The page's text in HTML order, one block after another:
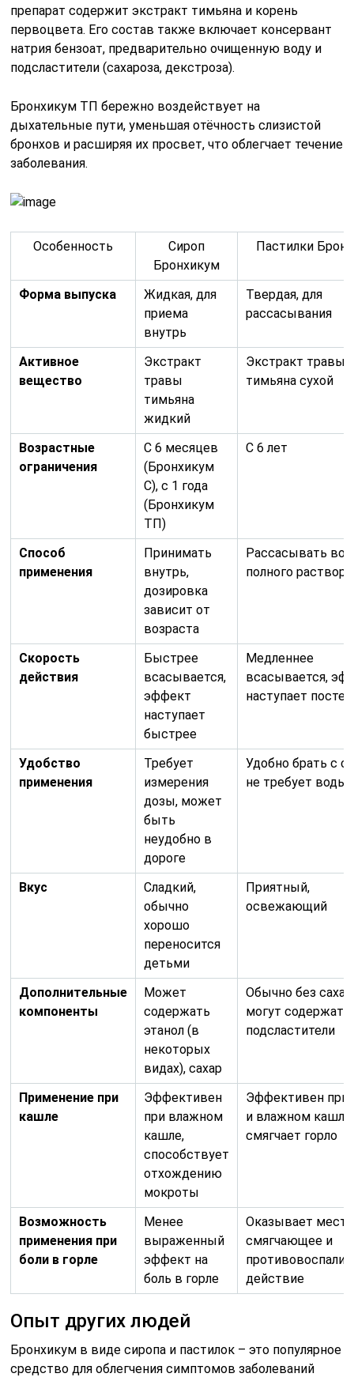
препарат содержит экстракт тимьяна и корень
первоцвета. Его состав также включает консервант
натрия бензоат, предварительно очищенную воду и
подсластители (сахароза, декстроза).
Бронхикум ТП бережно воздействует на
дыхательные пути, уменьшая отёчность слизистой
бронхов и расширяя их просвет, что облегчает течение
заболевания.
Особенность
Сироп
Бронхикум
Пастилки
Форма выпуска
Жидкая, для
приема
внутрь
Твердая, для
рассасывания
Активное
вещество
Экстракт
травы
тимьяна
жидкий
Экстракт травы
тимьяна сухой
Возрастные
ограничения
С 6 месяцев
(Бронхикум
С), с 1 года
(Бронхикум
ТП)
С 6 лет
Способ
применения
Принимать
внутрь,
дозировка
зависит от
возраста
Рассасывать во
полного
Скорость
действия
Быстрее
всасывается,
эффект
наступает
быстрее
Медленнее
всасывается,
наступает
Удобство
применения
Требует
измерения
дозы, может
быть
неудобно в
дороге
Удобно брать с
не требует воды
Вкус
Сладкий,
обычно
хорошо
переносится
детьми
Приятный,
освежающий
Дополнительные
компоненты
Может
содержать
этанол (в
некоторых
видах), сахар
Обычно без
могут содержать
подсластители
Применение при
кашле
Эффективен
при влажном
кашле,
способствует
отхождению
мокроты
Эффективен при
и влажном кашле,
смягчает горло
Возможность
применения при
боли в горле
Менее
выраженный
эффект на
боль в горле
Оказывает
смягчающее и
действие
Опыт других людей
Бронхикум в виде сиропа и пастилок – это популярное
средство для облегчения симптомов заболеваний